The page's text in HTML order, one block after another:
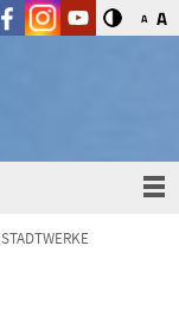
A A
STADTWERKE